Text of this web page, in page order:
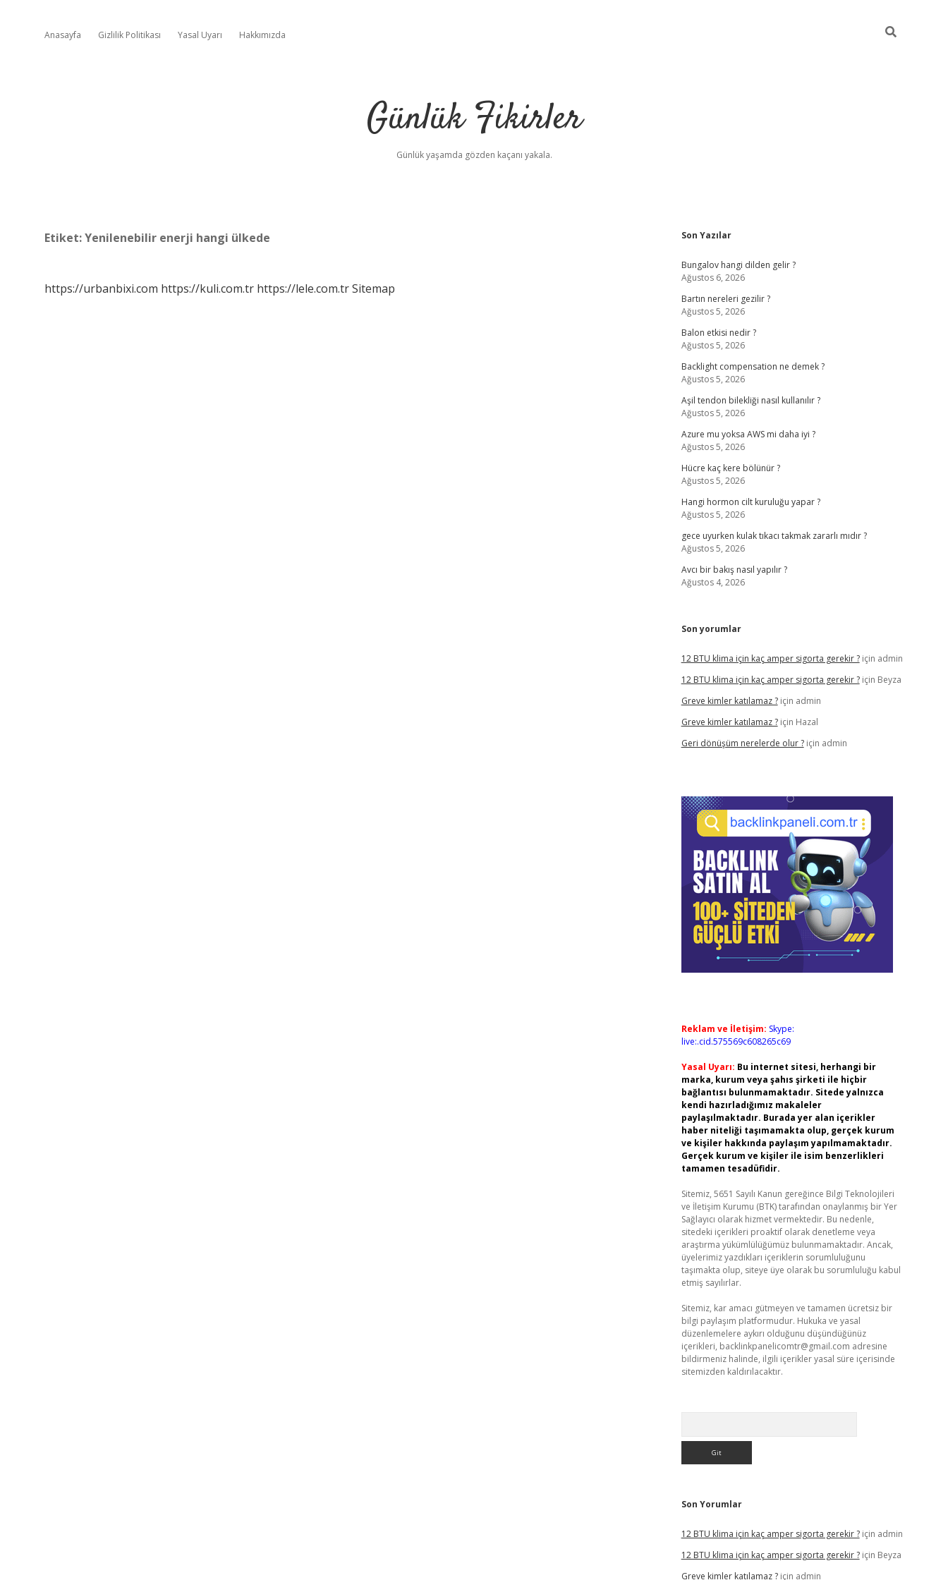
Anasayfa Gizlilik Politikası Yasal Uyarı Hakkımızda
Günlük Fikirler
Günlük yaşamda gözden kaçanı yakala.
Etiket:Yenilenebilir enerji hangi ülkede
https://urbanbixi.com https://kuli.com.tr https://lele.com.trSitemap
Sidebar
Son Yazılar
Bungalov hangi dilden gelir ?
Ağustos 6, 2026
Bartın nereleri gezilir ?
Ağustos 5, 2026
Balon etkisi nedir ?
Ağustos 5, 2026
Backlight compensation ne demek ?
Ağustos 5, 2026
Aşil tendon bilekliği nasıl kullanılır ?
Ağustos 5, 2026
Azure mu yoksa AWS mi daha iyi ?
Ağustos 5, 2026
Hücre kaç kere bölünür ?
Ağustos 5, 2026
Hangi hormon cilt kuruluğu yapar ?
Ağustos 5, 2026
gece uyurken kulak tıkacı takmak zararlı mıdır ?
Ağustos 5, 2026
Avcı bir bakış nasıl yapılır ?
Ağustos 4, 2026
Son yorumlar
12 BTU klima için kaç amper sigorta gerekir ?için admin
12 BTU klima için kaç amper sigorta gerekir ?için Beyza
Greve kimler katılamaz ?için admin
Greve kimler katılamaz ?için Hazal
Geri dönüşüm nerelerde olur ?için admin
Reklam ve İletişim: Skype:
live:.cid.575569c608265c69
Yasal Uyarı: Bu internet sitesi, herhangi bir
marka, kurum veya şahıs şirketi ile hiçbir
bağlantısı bulunmamaktadır. Sitede yalnızca
kendi hazırladığımız makaleler
paylaşılmaktadır. Burada yer alan içerikler
haber niteliği taşımamakta olup, gerçek kurum
ve kişiler hakkında paylaşım yapılmamaktadır.
Gerçek kurum ve kişiler ile isim benzerlikleri
tamamen tesadüfidir.
Sitemiz, 5651 Sayılı Kanun gereğince Bilgi Teknolojileri
ve İletişim Kurumu (BTK) tarafından onaylanmış bir Yer
Sağlayıcı olarak hizmet vermektedir. Bu nedenle,
sitedeki içerikleri proaktif olarak denetleme veya
araştırma yükümlülüğümüz bulunmamaktadır. Ancak,
üyelerimiz yazdıkları içeriklerin sorumluluğunu
taşımakta olup, siteye üye olarak bu sorumluluğu kabul
etmiş sayılırlar.
Sitemiz, kar amacı gütmeyen ve tamamen ücretsiz bir
bilgi paylaşım platformudur. Hukuka ve yasal
düzenlemelere aykırı olduğunu düşündüğünüz
içerikleri, backlinkpanelicomtr@gmail.com adresine
bildirmeniz halinde, ilgili içerikler yasal süre içerisinde
sitemizden kaldırılacaktır.
Son Yorumlar
12 BTU klima için kaç amper sigorta gerekir ?için admin
12 BTU klima için kaç amper sigorta gerekir ?için Beyza
Greve kimler katılamaz ?için admin